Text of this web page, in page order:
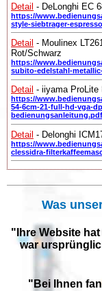
Detail - DeLonghi EC
https://
style-siebtrager-
Detail - Moulinex
Rot/Schwarz
https://
subito-edelstahl-
Detail - iiyama ProLite
https://
54-6cm-21-full-hd-vga-
bedienungsanleitung.pdf
Detail - Delonghi
https://
clessidra-
Was
"Ihre Website
war
"Bei Ihnen